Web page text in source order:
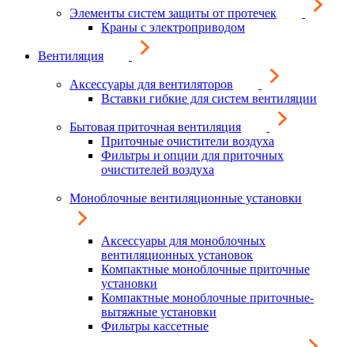
Элементы систем защиты от протечек
Краны с электроприводом
Вентиляция
Аксессуары для вентиляторов
Вставки гибкие для систем вентиляции
Бытовая приточная вентиляция
Приточные очистители воздуха
Фильтры и опции для приточных
очистителей воздуха
Моноблочные вентиляционные установки
Аксессуары для моноблочных
вентиляционных установок
Компактные моноблочные приточные
установки
Компактные моноблочные приточные-
вытяжные установки
Фильтры кассетные